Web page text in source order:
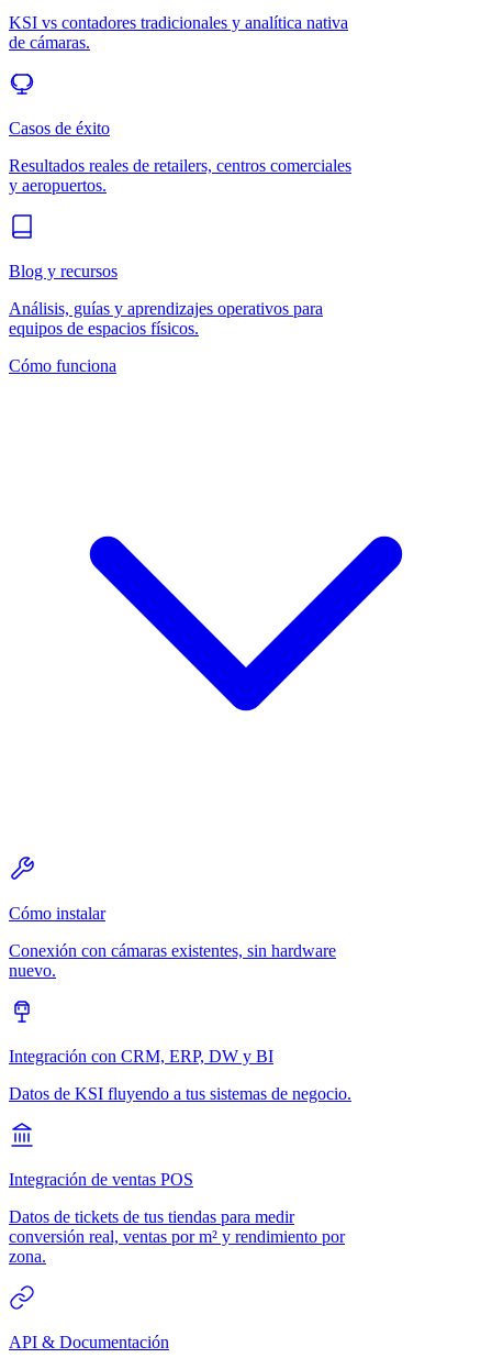
KSI vs contadores tradicionales y analítica nativa
de cámaras.
Casos de éxito
Resultados reales de retailers, centros comerciales
y aeropuertos.
Blog y recursos
Análisis, guías y aprendizajes operativos para
equipos de espacios físicos.
Cómo funciona
Cómo instalar
Conexión con cámaras existentes, sin hardware
nuevo.
Integración con CRM, ERP, DW y BI
Datos de KSI fluyendo a tus sistemas de negocio.
Integración de ventas POS
Datos de tickets de tus tiendas para medir
conversión real, ventas por m² y rendimiento por
zona.
API & Documentación